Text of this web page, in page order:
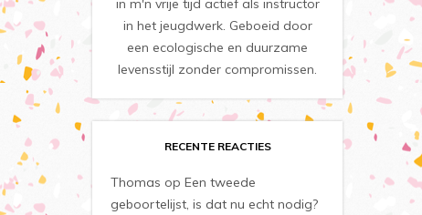
in m'n vrije tijd actief als instructor
in het jeugdwerk. Geboeid door
een ecologische en duurzame
levensstijl zonder compromissen.
RECENTE REACTIES
Thomas opEen tweede
geboortelijst, is dat nu echt nodig?